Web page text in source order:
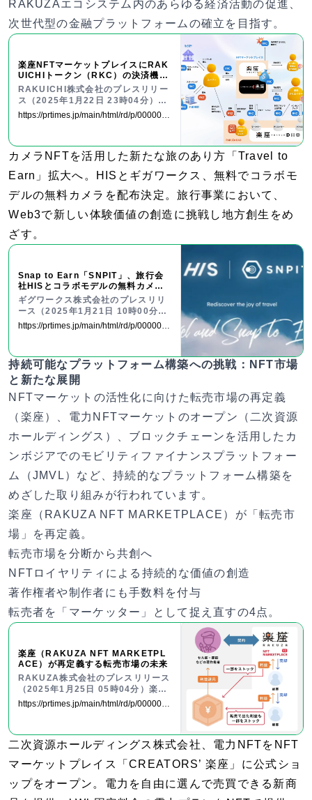
RAKUZAエコシステム内のあらゆる経済活動の促進、
次世代型の⾦融プラットフォームの確⽴を⽬指す。
楽座NFTマーケットプレイスにRAK
UICHIトークン（RKC）の決済機能
を正式導入！
RAKUICHI株式会社のプレスリリー
ス（2025年1月22日 23時04分）楽
座NFTマーケットプレイスにRAKUI
https://prtimes.jp/main/html/rd/p/0000000
カメラNFTを活用した新たな旅のあり方「Travel to
Earn」拡大へ。HISとギガワークス、無料でコラボモ
デルの無料カメラを配布決定。旅行事業において、
Web3で新しい体験価値の創造に挑戦し地方創生をめ
ざす。
Snap to Earn「SNPIT」、旅行会
社HISとコラボモデルの無料カメラ
を配布
ギグワークス株式会社のプレスリリ
ース（2025年1月21日 10時00分）
Snap to Earn「SNPIT」、旅行会
https://prtimes.jp/main/html/rd/p/0000001
持続可能なプラットフォーム構築への挑戦：NFT市場
と新たな展開
NFTマーケットの活性化に向けた転売市場の再定義
（楽座）、電力NFTマーケットのオープン（二次資源
ホールディングス）、ブロックチェーンを活用したカ
ンボジアでのモビリティファイナンスプラットフォー
ム（JMVL）など、持続的なプラットフォーム構築を
めざした取り組みが行われています。
楽座（RAKUZA NFT MARKETPLACE）が「転売市
場」を再定義。
転売市場を分断から共創へ
NFTロイヤリティによる持続的な価値の創造
著作権者や制作者にも手数料を付与
転売者を「マーケッター」として捉え直すの4点。
楽座（RAKUZA NFT MARKETPL
ACE）が再定義する転売市場の未来
RAKUZA株式会社のプレスリリース
（2025年1月25日 05時04分）楽座
（RAKUZA NFT MARKETPLAC
https://prtimes.jp/main/html/rd/p/0000000
二次資源ホールディングス株式会社、電力NFTをNFT
マーケットプレイス「CREATORS’ 楽座」に公式ショ
ップをオープン。電力を自由に選んで売買できる新商